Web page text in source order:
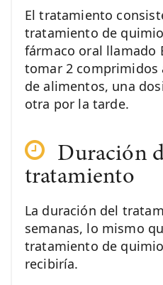
El tratamiento
tratamiento de
fármaco oral llamado
tomar 2 comprimidos
de alimentos, una
otra por la tarde.
Duración
tratamiento
La duración del
semanas, lo mismo
tratamiento de
recibiría.